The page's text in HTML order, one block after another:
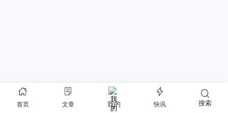
首页 文章 我的 快讯 搜索